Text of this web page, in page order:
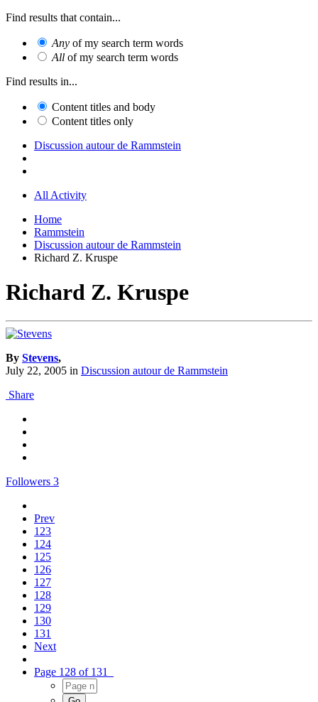
Find results that contain...
Any of my search term words
All of my search term words
Find results in...
Content titles and body
Content titles only
Discussion autour de Rammstein
All Activity
Home
Rammstein
Discussion autour de Rammstein
Richard Z. Kruspe
Richard Z. Kruspe
By Stevens,
July 22, 2005 in Discussion autour de Rammstein
Share
Followers 3
Prev
123
124
125
126
127
128
129
130
131
Next
Page 128 of 131